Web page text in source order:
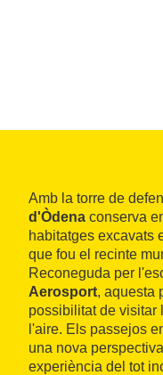
Amb la torre de
d'Òdena conserva
habitatges excavats
que fou el recinte
Reconeguda per
Aerosport, aquesta
possibilitat de visitar
l'aire. Els passejos
una nova
experiència del tot